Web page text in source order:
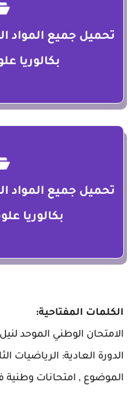
تحميل جميع المواد
بكالوريا
تحميل جميع المواد
بكالوريا
الكلمات المفتاحية:
الدورة العادية: الرياضيات
الموضوع , امتحانات وطنية